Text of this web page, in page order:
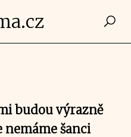
budou výrazně
nemáme šanci